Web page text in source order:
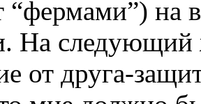
“фермами”) на
На
от друга-